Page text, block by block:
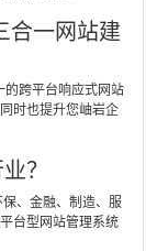
合一网站建
的跨平台响应式网站
时也提升您岫岩企
？
、金融、制造、服
台型网站管理系统